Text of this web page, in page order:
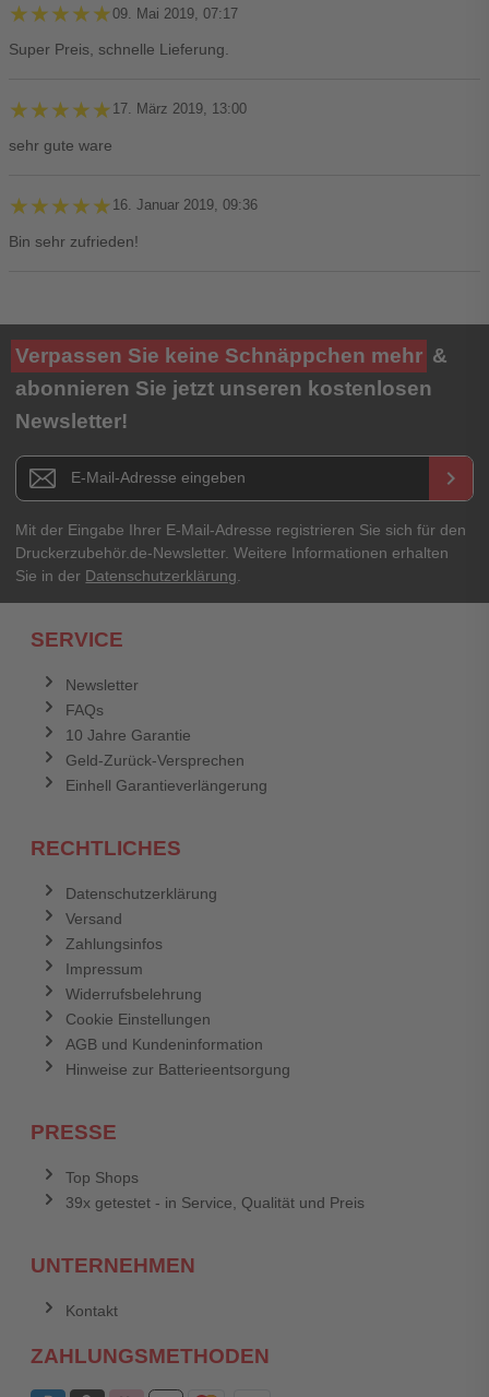
★★★★★
★★★★★09. Mai 2019, 07:17
Super Preis, schnelle Lieferung.
★★★★★
★★★★★ 17. März 2019, 13:00
sehr gute ware
★★★★★
★★★★★ 16. Januar 2019, 09:36
Bin sehr zufrieden!
Ihre Bewertung**
★★★★★
Titel**
E-Mail-Adresse
Ihr Passwort
Verpassen Sie keine Schnäppchen mehr &
abonnieren Sie jetzt unseren kostenlosen
Newsletter!
Newsletter E-Mail Adresse keyboard_arrow_right
Mit der Eingabe Ihrer E-Mail-Adresse registrieren Sie sich für den
Druckerzubehör.de-Newsletter. Weitere Informationen erhalten
Sie in der Datenschutzerklärung
SERVICE
Newsletter
FAQs
10 Jahre Garantie
Geld-Zurück-Versprechen
Einhell Garantieverlängerung
RECHTLICHES
Datenschutzerklärung
Versand
Zahlungsinfos
Impressum
Widerrufsbelehrung
Cookie Einstellungen
AGB und Kundeninformation
Hinweise zur Batterieentsorgung
PRESSE
Top Shops
39x getestet - in Service, Qualität und Preis
UNTERNEHMEN
Kontakt
ZAHLUNGSMETHODEN